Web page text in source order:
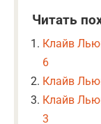
Читать
Клайв
6
Клайв
Клайв
3